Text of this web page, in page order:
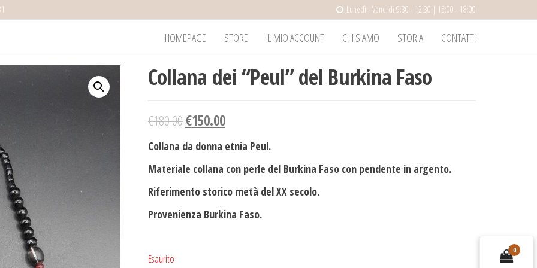
Lunedì - Venerdì 9:30 - 12:30 | 15:00 - 18:00
HOMEPAGE STORE IL MIO ACCOUNT CHI SIAMO STORIA CONTATTI
Collana dei “Peul” del Burkina Faso
€180.00€150.00
Collana da donna etnia Peul.
Materiale collana con perle del Burkina Faso con pendente in argento.
Riferimento storico metà del XX secolo.
Provenienza Burkina Faso.
Esaurito
0